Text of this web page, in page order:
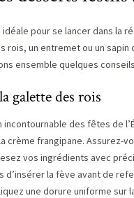
pour se lancer dans la
rois, un entremet ou un
ensemble quelques
galette des rois
des fêtes de
crème frangipane. Assurez-
vos ingrédients avec
d’insérer la fève avant de
une dorure uniforme sur